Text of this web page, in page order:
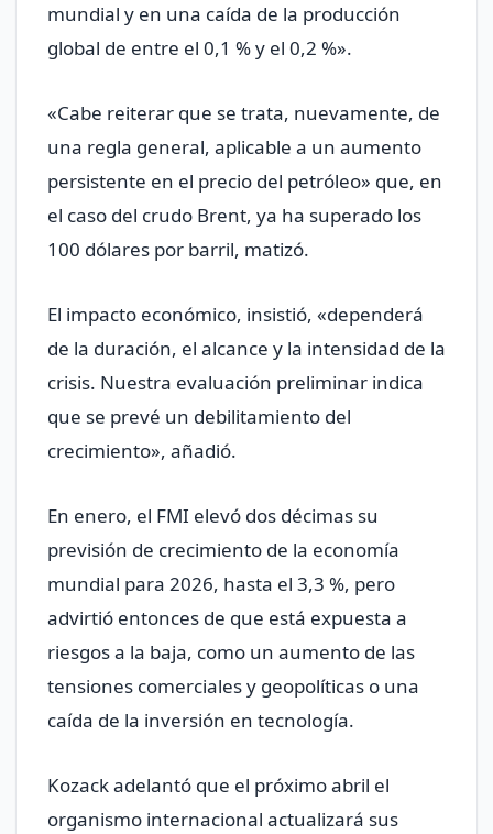
mundial y en una caída de la producción
global de entre el 0,1 % y el 0,2 %».
«Cabe reiterar que se trata, nuevamente, de
una regla general, aplicable a un aumento
persistente en el precio del petróleo» que, en
el caso del crudo Brent, ya ha superado los
100 dólares por barril, matizó.
El impacto económico, insistió, «dependerá
de la duración, el alcance y la intensidad de la
crisis. Nuestra evaluación preliminar indica
que se prevé un debilitamiento del
crecimiento», añadió.
En enero, el FMI elevó dos décimas su
previsión de crecimiento de la economía
mundial para 2026, hasta el 3,3 %, pero
advirtió entonces de que está expuesta a
riesgos a la baja, como un aumento de las
tensiones comerciales y geopolíticas o una
caída de la inversión en tecnología.
Kozack adelantó que el próximo abril el
organismo internacional actualizará sus